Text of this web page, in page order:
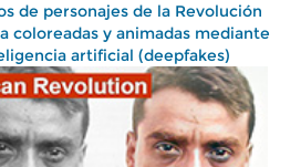
de personajes de la Revolución
coloreadas y animadas mediante
artificial (deepfakes)